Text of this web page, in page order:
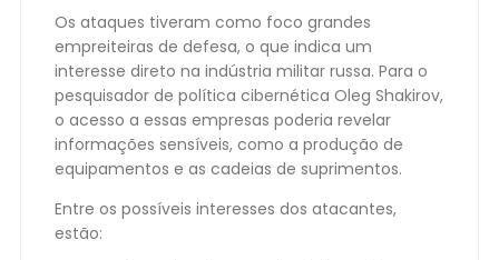
Os ataques tiveram como foco grandes
empreiteiras de defesa, o que indica um
interesse direto na indústria militar russa. Para o
pesquisador de política cibernética Oleg Shakirov,
o acesso a essas empresas poderia revelar
informações sensíveis, como a produção de
equipamentos e as cadeias de suprimentos.
Entre os possíveis interesses dos atacantes,
estão: